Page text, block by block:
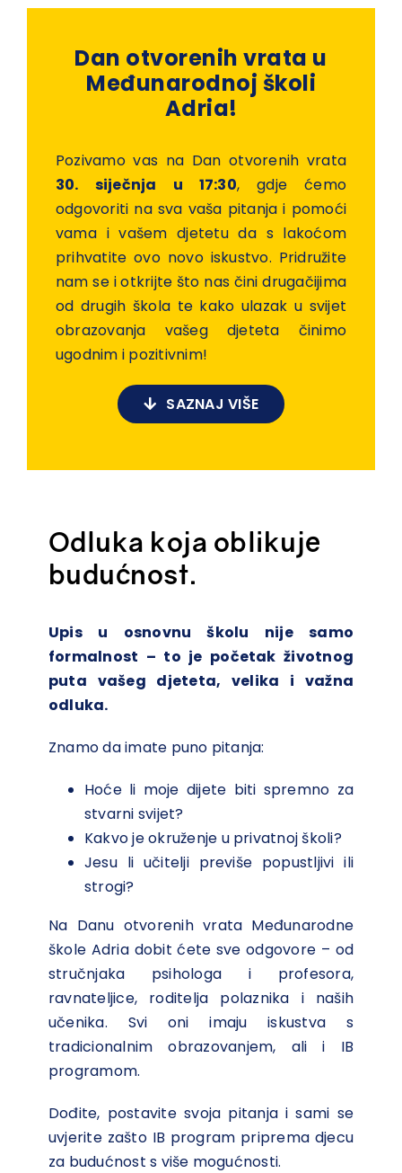
Dan otvorenih vrata u
Međunarodnoj školi
Adria!
Pozivamo vas na Dan otvorenih vrata
30. siječnja u 17:30, gdje ćemo
odgovoriti na sva vaša pitanja i pomoći
vama i vašem djetetu da s lakoćom
prihvatite ovo novo iskustvo. Pridružite
nam se i otkrijte što nas čini drugačijima
od drugih škola te kako ulazak u svijet
obrazovanja vašeg djeteta činimo
ugodnim i pozitivnim!
SAZNAJ VIŠE
Odluka koja oblikuje
budućnost.
Upis u osnovnu školu nije samo
formalnost – to je početak životnog
puta vašeg djeteta, velika i važna
odluka.
Znamo da imate puno pitanja:
Hoće li moje dijete biti spremno za
stvarni svijet?
Kakvo je okruženje u privatnoj školi?
Jesu li učitelji previše popustljivi ili
strogi?
Na Danu otvorenih vrata Međunarodne
škole Adria dobit ćete sve odgovore – od
stručnjaka psihologa i profesora,
ravnateljice, roditelja polaznika i naših
učenika. Svi oni imaju iskustva s
tradicionalnim obrazovanjem, ali i IB
programom.
Dođite, postavite svoja pitanja i sami se
uvjerite zašto IB program priprema djecu
za budućnost s više mogućnosti.